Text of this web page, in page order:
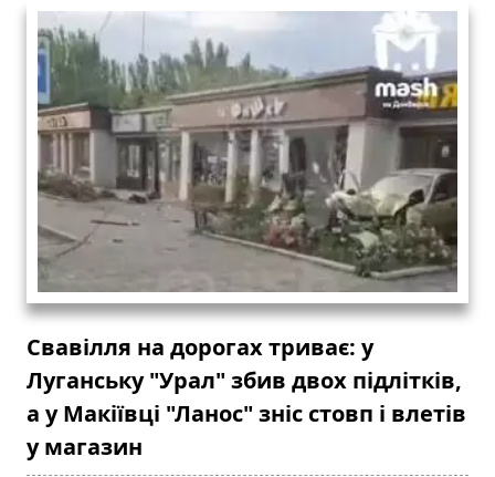
Свавілля на дорогах триває: у
Луганську "Урал" збив двох підлітків,
а у Макіївці "Ланос" зніс стовп і влетів
у магазин